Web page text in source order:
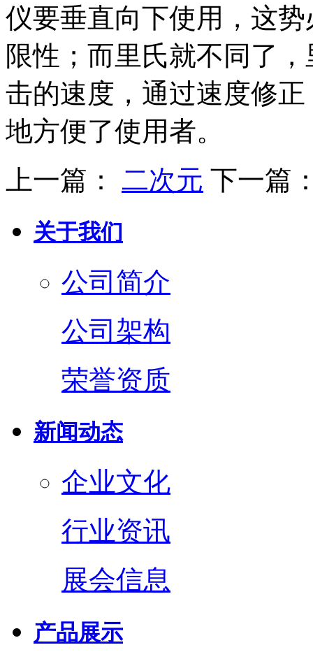
仪要垂直向下使用，这
限性；而里氏就不同了
击的速度，通过速度修
地方便了使用者。
上一篇： 二次元 下一篇
关于我们
公司简介
公司架构
荣誉资质
新闻动态
企业文化
行业资讯
展会信息
产品展示